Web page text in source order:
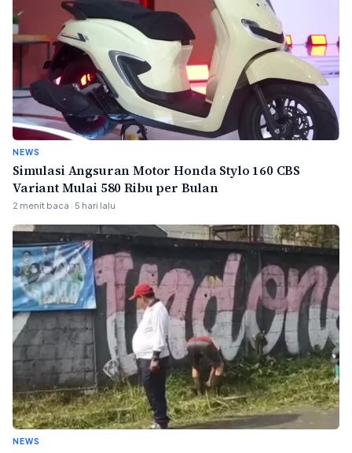
NEWS
Simulasi Angsuran Motor Honda Stylo 160 CBS
Variant Mulai 580 Ribu per Bulan
2 menit baca · 5 hari lalu
NEWS